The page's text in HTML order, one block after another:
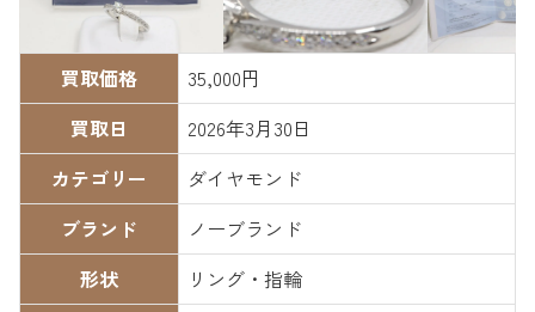
買取価格
35,000円
買取日
2026年3月30日
カテゴリー
ダイヤモンド
ブランド
ノーブランド
形状
リング・指輪